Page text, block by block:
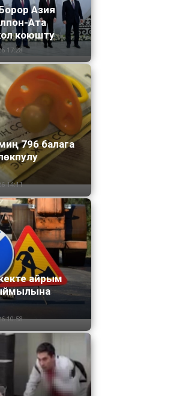
Азия
Ата
коюшту
17:28
796 балага
14:11
айрым
10:58